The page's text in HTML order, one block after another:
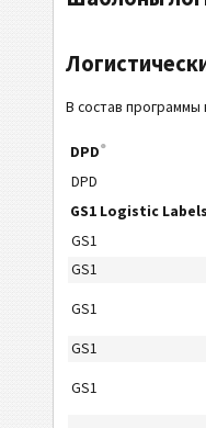
В состав
DPD®
DPD
GS1 Logistic Labels
GS1
GS1
GS1
GS1
GS1